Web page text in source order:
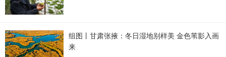
组图丨甘肃张掖：冬日湿地别样美 金色苇影入画
来